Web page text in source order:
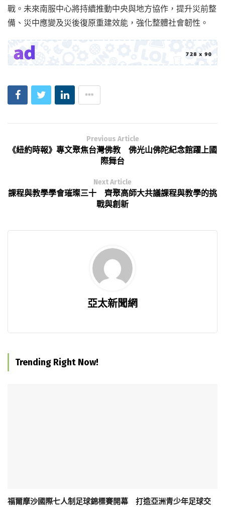
戰。未來南服中心將持續推動中央與地方協作，提升災前整
備、災中應變及災後復原重建效能，強化整體社會韌性。
Previous Article
《紐約時報》專文聚焦台灣佛教 佛光山佛陀紀念館躍上國
際舞台
Next Article
課程與教學學會璀璨三十 齊聚高師大共議課程與教學的挑
戰與創新
亞太新聞網
Trending Right Now!
福爾摩沙國際七人制足球錦標賽開幕 打造亞洲青少年足球交